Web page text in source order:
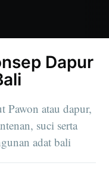
Dapur
Pawon atau dapur,
suci serta
adat bali